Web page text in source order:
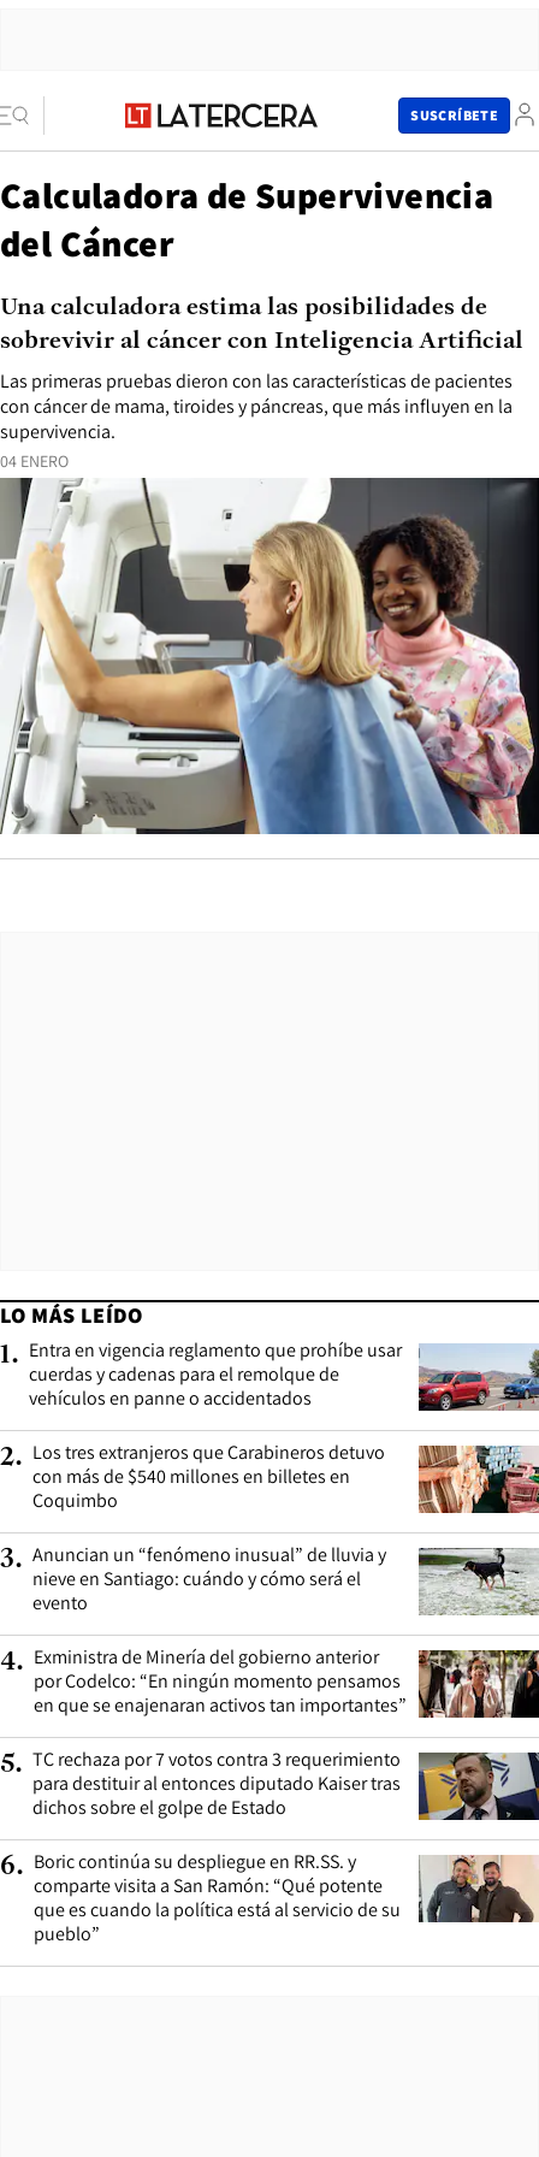
SUSCRÍBETE
Calculadora de Supervivencia
del Cáncer
04 ENERO
Las primeras pruebas dieron con las características de pacientes
con cáncer de mama, tiroides y páncreas, que más influyen en la
supervivencia.
Una calculadora estima las posibilidades de
sobrevivir al cáncer con Inteligencia Artificial
LO MÁS LEÍDO
1. Entra en vigencia reglamento que prohíbe usar
cuerdas y cadenas para el remolque de
vehículos en panne o accidentados
2. Los tres extranjeros que Carabineros detuvo
con más de $540 millones en billetes en
Coquimbo
3. Anuncian un “fenómeno inusual” de lluvia y
nieve en Santiago: cuándo y cómo será el
evento
4. Exministra de Minería del gobierno anterior
por Codelco: “En ningún momento pensamos
en que se enajenaran activos tan importantes”
5. TC rechaza por 7 votos contra 3 requerimiento
para destituir al entonces diputado Kaiser tras
dichos sobre el golpe de Estado
6. Boric continúa su despliegue en RR.SS. y
comparte visita a San Ramón: “Qué potente
que es cuando la política está al servicio de su
pueblo”